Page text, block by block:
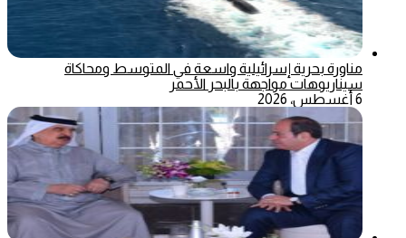
مناورة بحرية إسرائيلية واسعة في المتوسط ومحاكاة
سيناريوهات مواجهة بالبحر الأحمر
6 أغسطس، 2026